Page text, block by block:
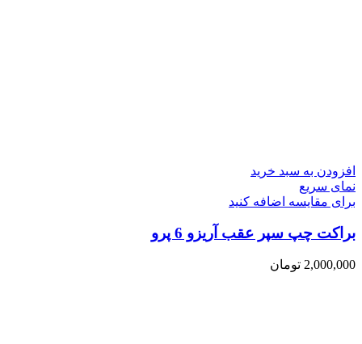
افزودن به سبد خرید
نمای سریع
برای مقایسه اضافه کنید
براکت چپ سپر عقب آریزو 6 پرو
2,000,000 تومان